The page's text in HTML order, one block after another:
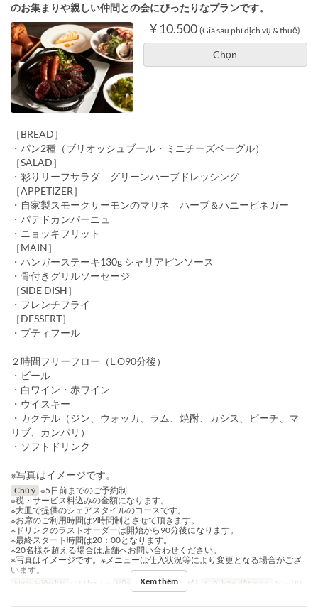
のお集まりや親しい仲間との会にぴったりなプランです。
¥ 10.500 (Giá sau phí dịch vụ & thuế)
Chọn
［BREAD］
・パン2種（ブリオッシュブール・ミニチーズベーグル）
［SALAD］
・彩りリーフサラダ グリーンハーブドレッシング
［APPETIZER］
・自家製スモークサーモンのマリネ ハーブ＆ハニービネガー
・パテドカンパーニュ
・ニョッキフリット
［MAIN］
・ハンガーステーキ130g シャリアピンソース
・骨付きグリルソーセージ
［SIDE DISH］
・フレンチフライ
［DESSERT］
・プティフール
２時間フリーフロー（L.O90分後）
・ビール
・白ワイン・赤ワイン
・ウイスキー
・カクテル（ジン、ウォッカ、ラム、焼酎、カシス、ピーチ、マ
リブ、カンパリ）
・ソフトドリンク
※写真はイメージです。
Chú ý ※5日前までのご予約制
※税・サービス料込みの金額になります。
※大皿で提供のシェアスタイルのコースです。
※お席のご利用時間は2時間制とさせて頂きます。
※ドリンクのラストオーダーは開始から90分後になります。
※最終スタート時間は20：00となります。
※20名様を超える場合は店舗へお問い合わせください。
※写真はイメージです。※メニューは仕入状況等により変更となる場合がござ
います。
Ngày Hiệu lực
09 Thg 2 ~ Bữa Bữa trưa, Bữa tối Giới hạn dặt món 10 ~ 20
Xem thêm